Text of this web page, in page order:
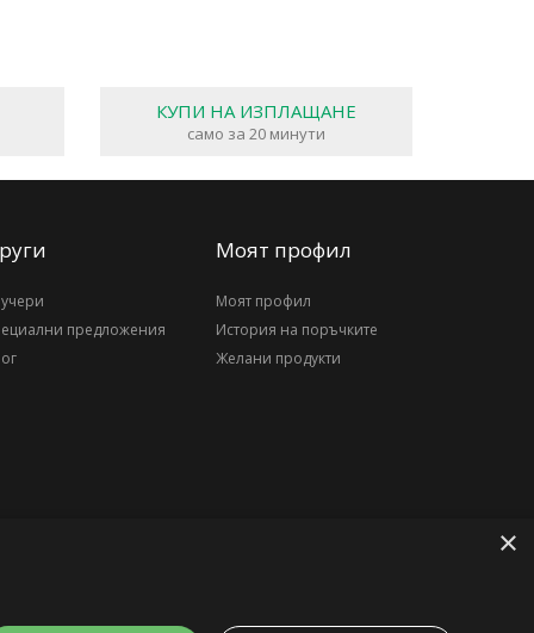
КУПИ НА ИЗПЛАЩАНЕ
само за 20 минути
предложения
Моят профил
Моят профил
История на поръчките
Желани продукти
×